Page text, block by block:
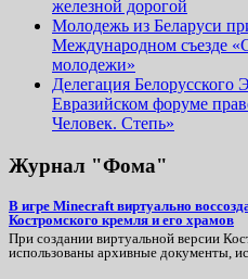
железной дорогой
Молодежь из Беларуси
Международном съезде
молодежи»
Делегация Белорусского
Евразийском форуме
Человек. Степь»
Журнал "Фома"
В игре Minecraft виртуально
Костромского кремля и его храмов
При создании виртуальной версии
использованы архивные документы,